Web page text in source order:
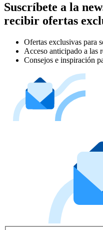
Suscríbete a la
recibir ofertas
Ofertas exclusivas para
Acceso anticipado a las
Consejos e inspiración